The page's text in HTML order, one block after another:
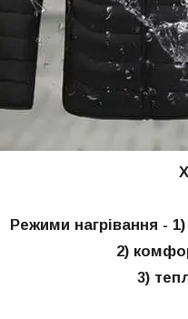
Режими нагрівання -
2)
3)